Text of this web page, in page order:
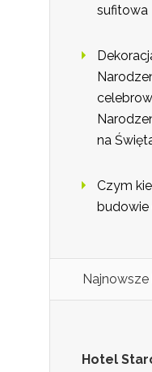
sufitowa
na
Czym
Hotel